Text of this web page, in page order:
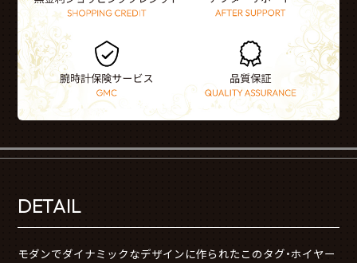
DETAIL
モダンでダイナミックなデザインに作られたこのタグ・ホイヤー